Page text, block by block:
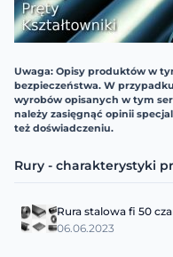
Uwaga: Opisy produktów w
bezpieczeństwa. W
wyrobów opisanych w tym
należy zasięgnąć opinii
też doświadczeniu.
Rury - charakterystyki
Rura stalowa fi 50
06.06.2023